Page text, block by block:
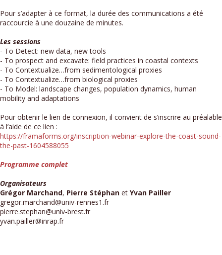
Pour s’adapter à ce format, la durée des communications a été
raccourcie à une douzaine de minutes.
Les sessions
- To Detect: new data, new tools
- To prospect and excavate: field practices in coastal contexts
- To Contextualize…from sedimentological proxies
- To Contextualize…from biological proxies
- To Model: landscape changes, population dynamics, human
mobility and adaptations
Pour obtenir le lien de connexion, il convient de s’inscrire au préalable
à l’aide de ce lien :
https://framaforms.org/inscription-webinar-explore-the-coast-sound-
the-past-1604588055
Programme complet
Organisateurs
Grégor Marchand, Pierre Stéphan et Yvan Pailler
gregor.marchand@univ-rennes1.fr
pierre.stephan@univ-brest.fr
yvan.pailler@inrap.fr